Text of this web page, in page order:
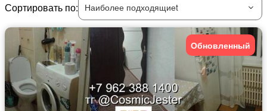
Сортировать по:
Наиболее подходящиеt
Обновленный